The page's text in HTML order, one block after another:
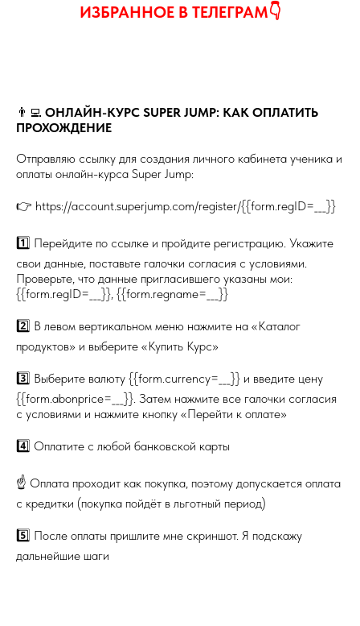
ИЗБРАННОЕ В ТЕЛЕГРАМ👇
👨‍💻 ОНЛАЙН-КУРС SUPER JUMP: КАК ОПЛАТИТЬ
ПРОХОЖДЕНИЕ
Отправляю ссылку для создания личного кабинета ученика и
оплаты онлайн-курса Super Jump:
👉 https://account.superjump.com/register/{{form.regID=___}}
1️⃣ Перейдите по ссылке и пройдите регистрацию. Укажите
свои данные, поставьте галочки согласия с условиями.
Проверьте, что данные пригласившего указаны мои:
{{form.regID=___}}, {{form.regname=___}}
2️⃣ В левом вертикальном меню нажмите на «Каталог
продуктов» и выберите «Купить Курс»
3️⃣ Выберите валюту {{form.currency=___}} и введите цену
{{form.abonprice=___}}. Затем нажмите все галочки согласия
с условиями и нажмите кнопку «Перейти к оплате»
4️⃣ Оплатите с любой банковской карты
☝️ Оплата проходит как покупка, поэтому допускается оплата
с кредитки (покупка пойдёт в льготный период)
5️⃣ После оплаты пришлите мне скриншот. Я подскажу
дальнейшие шаги